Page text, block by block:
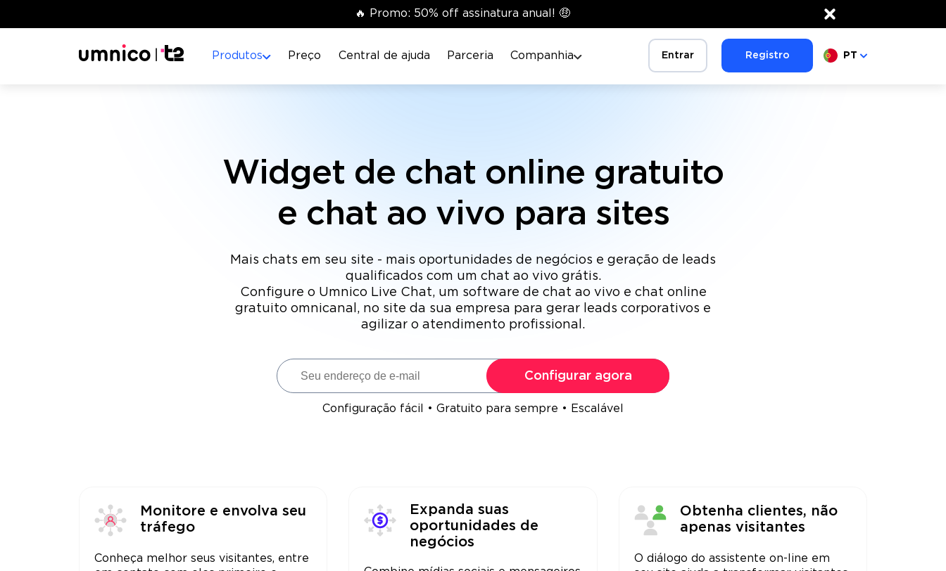
🔥 Promo: 50% off assinatura anual! 🤑 ×
Produtos Preço Central de ajuda Parceria Companhia Entrar Registro PT
Widget de chat online gratuito
e chat ao vivo para sites
Mais chats em seu site - mais oportunidades de negócios e geração de leads
qualificados com um chat ao vivo grátis.
Configure o Umnico Live Chat, um software de chat ao vivo e chat online
gratuito omnicanal, no site da sua empresa para gerar leads corporativos e
agilizar o atendimento profissional.
Configurar agora
Configuração fácil • Gratuito para sempre • Escalável
Monitore e envolva seu
tráfego
Conheça melhor seus visitantes, entre
Expanda suas
oportunidades de
negócios
Obtenha clientes, não
apenas visitantes
O diálogo do assistente on-line em